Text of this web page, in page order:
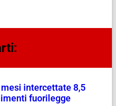
intercettate 8,5
fuorilegge